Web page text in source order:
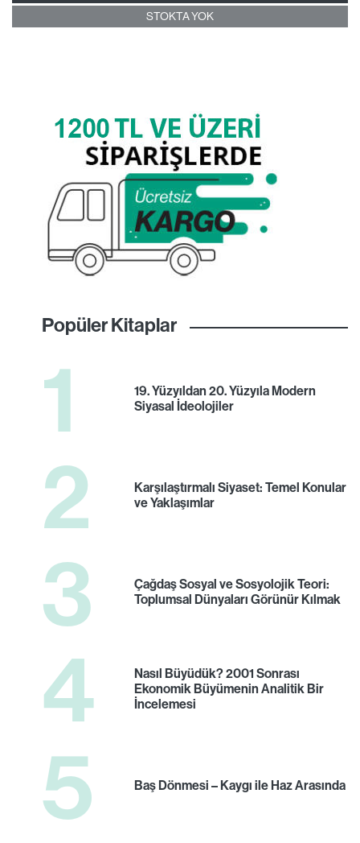
STOKTA YOK
Popüler Kitaplar
1
19. Yüzyıldan 20. Yüzyıla Modern
Siyasal İdeolojiler
2
Karşılaştırmalı Siyaset: Temel Konular
ve Yaklaşımlar
3
Çağdaş Sosyal ve Sosyolojik Teori:
Toplumsal Dünyaları Görünür Kılmak
4
Nasıl Büyüdük? 2001 Sonrası
Ekonomik Büyümenin Analitik Bir
İncelemesi
5 Baş Dönmesi – Kaygı ile Haz Arasında